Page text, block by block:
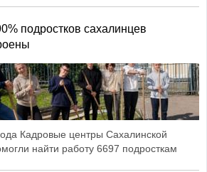
подростков сахалинцев
Кадровые центры Сахалинской
найти работу 6697 подросткам